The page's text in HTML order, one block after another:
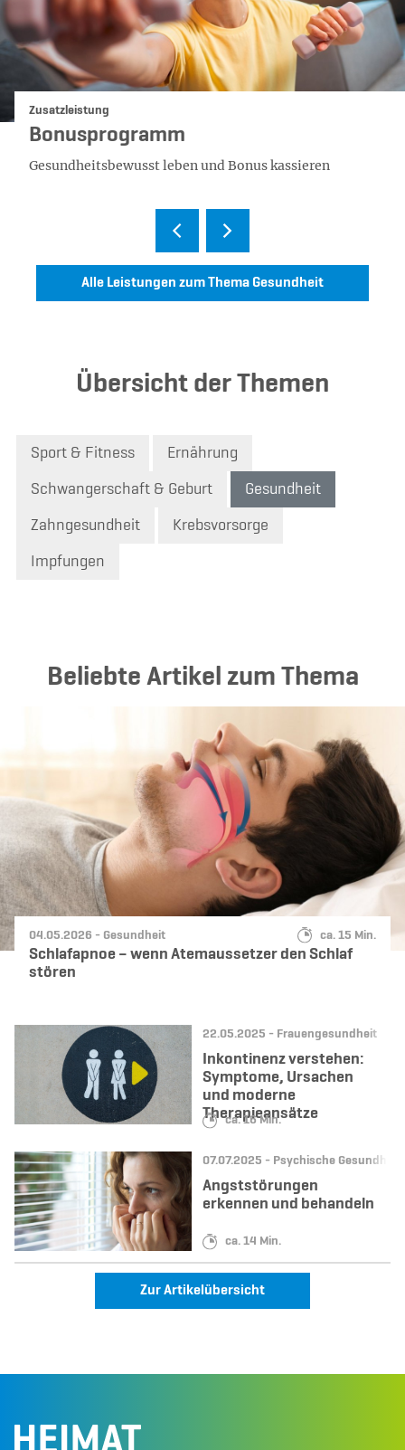
Kategorie:
Zusatzleistung
Bonusprogramm
Gesundheitsbewusst leben und Bonus kassieren
Alle Leistungen zum Thema Gesundheit
Übersicht der Themen
Sport & Fitness Ernährung
Schwangerschaft & Geburt Gesundheit
Zahngesundheit Krebsvorsorge
Impfungen
Beliebte Artikel zum Thema
Datum:
04.05.2026 - Kategorie:
Gesundheit Lesedauer:
ca. 15 Min.
Schlafapnoe – wenn Atemaussetzer den Schlaf
stören
Datum:
22.05.2025 - Kategorie:
Frauengesundheit
Lesedauer:
ca. 16 Min.
Inkontinenz verstehen:
Symptome, Ursachen
und moderne
Therapieansätze
Datum:
07.07.2025 - Kategorie:
Psychische Gesundheit
Lesedauer:
ca. 14 Min.
Angststörungen
erkennen und behandeln
Zur Artikelübersicht